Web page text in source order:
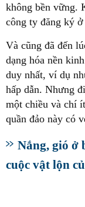
không bền vững.
công ty đăng ký
Và cũng đã đến
dạng hóa nền
duy nhất, ví dụ
hấp dẫn. Nhưng
một chiều và chí
quần đảo này có
Nắng, gió ở
cuộc vật lộn